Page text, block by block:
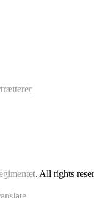
. All rights